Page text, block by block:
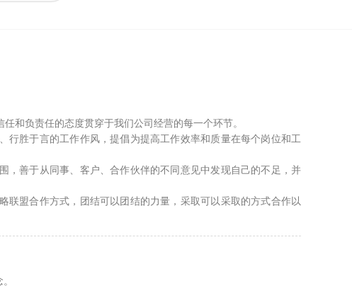
和负责任的态度贯穿于我们公司经营的每一个环节。
行胜于言的工作作风，提倡为提高工作效率和质量在每个岗位和工
，善于从同事、客户、合作伙伴的不同意见中发现自己的不足，并
联盟合作方式，团结可以团结的力量，采取可以采取的方式合作以